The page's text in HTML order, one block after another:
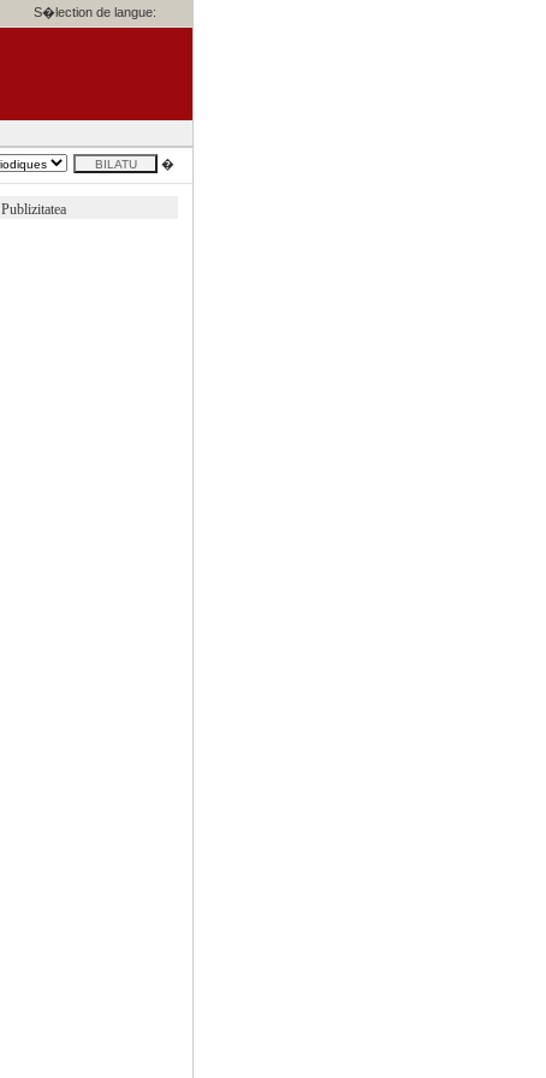
S�lection de langue:
�
Publizitatea